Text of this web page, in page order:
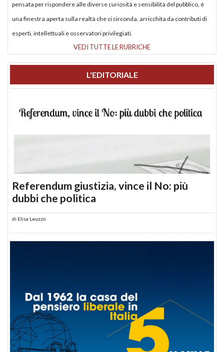
pensata per rispondere alle diverse curiosità e sensibilità del pubblico, è
una finestra aperta sulla realtà che ci circonda, arricchita da contributi di
esperti, intellettuali e osservatori privilegiati.
VEDI TUTTE LE RUBRICHE
L'EDITORIALE
Referendum giustizia, vince il No: più
dubbi che politica
di Elisa Leuzzo